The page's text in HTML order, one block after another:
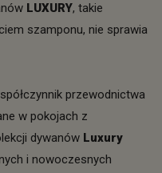
LUXURY, takie
szamponu, nie sprawia
przewodnictwa
w pokojach z
dywanów Luxury
i nowoczesnych